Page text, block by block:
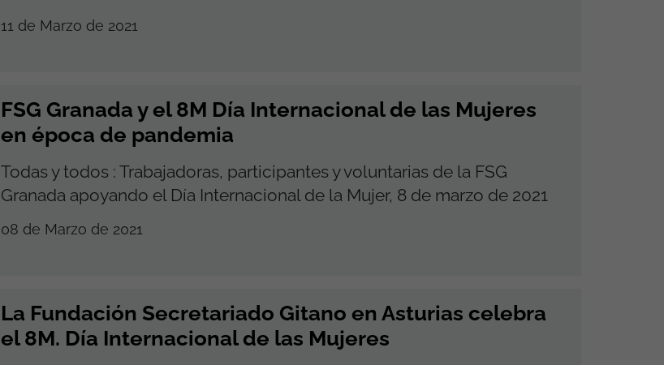
11 de Marzo de 2021
FSG Granada y el 8M Día Internacional de las Mujeres
en época de pandemia
Todas y todos : Trabajadoras, participantes y voluntarias de la FSG
Granada apoyando el Día Internacional de la Mujer, 8 de marzo de 2021
08 de Marzo de 2021
La Fundación Secretariado Gitano en Asturias celebra
el 8M. Día Internacional de las Mujeres